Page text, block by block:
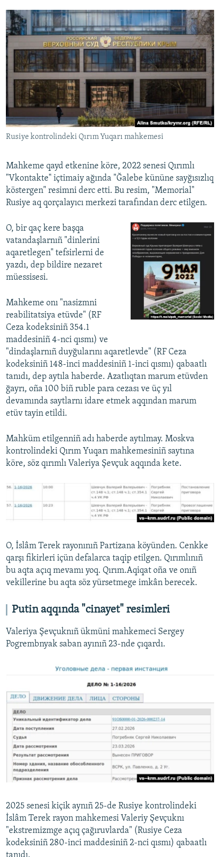
Rusiye kontrolindeki Qırım Yuqarı mahkemesi
Mahkeme qayd etkenine köre, 2022 senesi Qırımlı
"Vkontakte" içtimaiy ağında "Ğalebe kününe sayğısızlıq
köstergen" resimni derc etti. Bu resim, "Memorial"
Rusiye aq qorçalayıcı merkezi tarafından derc etilgen.
O, bir qaç kere başqa
vatandaşlarnıñ "dinlerini
aqaretlegen" tefsirlerni de
yazdı, dep bildire nezaret
müessisesi.
Mahkeme onı "nasizmni
reabilitatsiya etüvde" (RF
Ceza kodeksiniñ 354.1
maddesiniñ 4-nci qısmı) ve
"dindaşlarnıñ duyğularını aqaretlevde" (RF Ceza
kodeksiniñ 148-inci maddesiniñ 1-inci qısmı) qabaatlı
tanıdı, dep aytıla haberde. Azatlıqtan marum etüvden
ğayrı, oña 100 biñ ruble para cezası ve üç yıl
devamında saytlarnı idare etmek aqqından marum
etüv tayin etildi.
Mahküm etilgenniñ adı haberde aytılmay. Moskva
kontrolindeki Qırım Yuqarı mahkemesiniñ saytına
köre, söz qırımlı Valeriya Şevçuk aqqında kete.
O, İslâm Terek rayonınıñ Partizana köyünden. Cenkke
qarşı fikirleri içün defalarca taqip etilgen. Qırımlınıñ
bu aqta açıq mevamı yoq. Qırım.Aqiqat oña ve onıñ
vekillerine bu aqta söz yürsetmege imkân berecek.
Putin aqqında "cinayet" resimleri
Valeriya Şevçuknıñ ükmüni mahkemeci Sergey
Pogrembnyak saban ayınıñ 23-nde çıqardı.
2025 senesi kiçik aynıñ 25-de Rusiye kontrolindeki
İslâm Terek rayon mahkemesi Valeriy Şevçuknı
"ekstremizmge açıq çağıruvlarda" (Rusiye Ceza
kodeksiniñ 280-inci maddesiniñ 2-nci qısmı) qabaatlı